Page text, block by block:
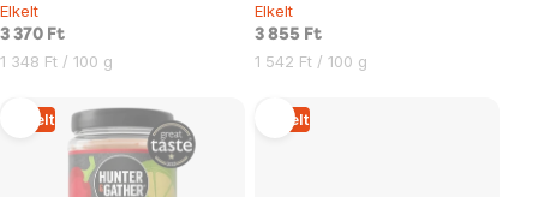
Elkelt
3 370 Ft
Egységár:
1 348 Ft / 100 g
Elkelt
3 855 Ft
Egységár:
1 542 Ft / 100 g
Elkelt Elkelt